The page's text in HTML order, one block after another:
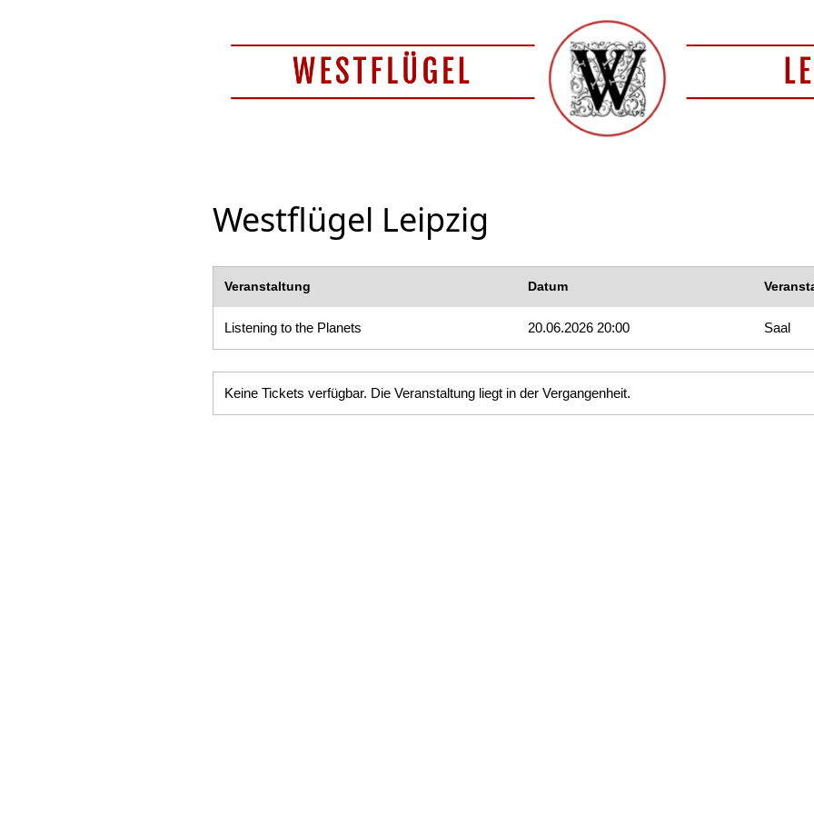
Westflügel Leipzig
Veranstaltung
Listening to the Planets
Datum
20.06.2026 20:00 Saal
Keine Tickets verfügbar. Die Veranstaltung liegt in der Vergangenheit.